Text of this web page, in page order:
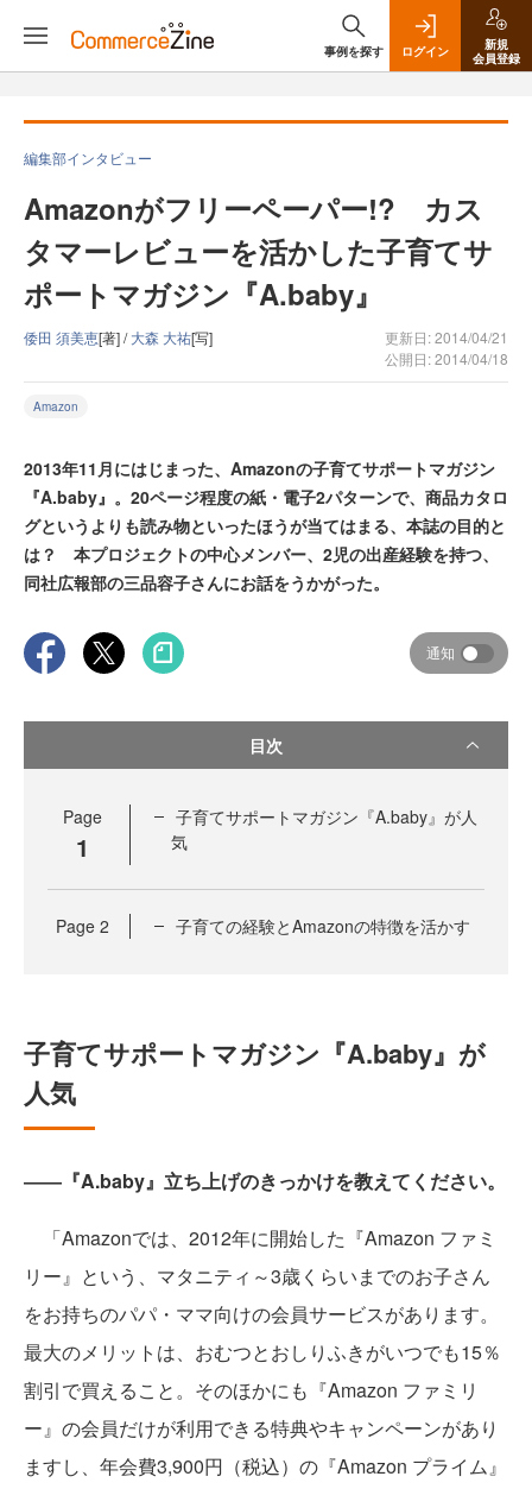
事例を探す ログイン
新規
会員登録
編集部インタビュー
Amazonがフリーペーパー!? カス
タマーレビューを活かした子育てサ
ポートマガジン『A.baby』
倭田 須美恵[著] /大森 大祐[写]
更新日: 2014/04/21
公開日: 2014/04/18
Amazon
2013年11月にはじまった、Amazonの子育てサポートマガジン
『A.baby』。20ページ程度の紙・電子2パターンで、商品カタロ
グというよりも読み物といったほうが当てはまる、本誌の目的と
は？ 本プロジェクトの中心メンバー、2児の出産経験を持つ、
同社広報部の三品容子さんにお話をうかがった。
通知
目次
Page
1
子育てサポートマガジン『A.baby』が人
気
Page 2 子育ての経験とAmazonの特徴を活かす
子育てサポートマガジン『A.baby』が
人気
――『A.baby』立ち上げのきっかけを教えてください。
「Amazonでは、2012年に開始した『Amazon ファミ
リー』という、マタニティ～3歳くらいまでのお子さん
をお持ちのパパ・ママ向けの会員サービスがあります。
最大のメリットは、おむつとおしりふきがいつでも15％
割引で買えること。そのほかにも『Amazon ファミリ
ー』の会員だけが利用できる特典やキャンペーンがあり
ますし、年会費3,900円（税込）の『Amazon プライム』